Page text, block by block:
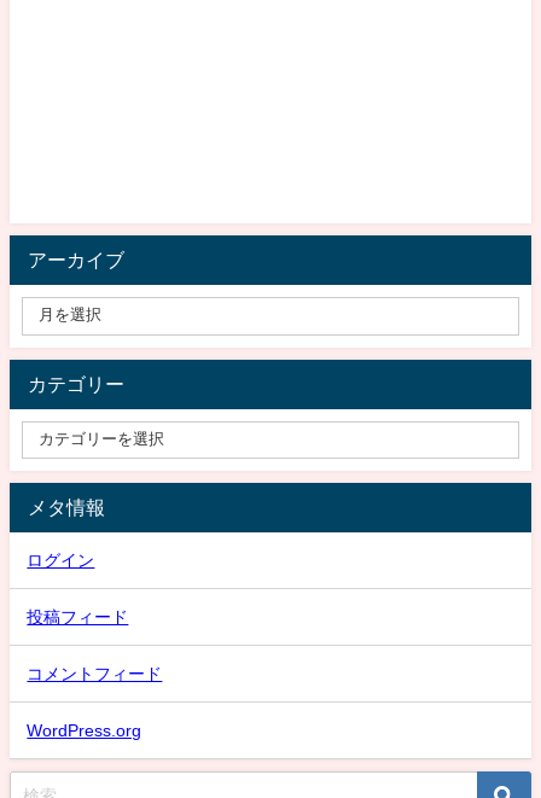
アーカイブ
カテゴリー
メタ情報
ログイン
投稿フィード
コメントフィード
WordPress.org